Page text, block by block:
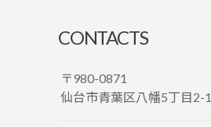
CONTACTS
〒980-0871
仙台市青葉区八幡5丁目2-1